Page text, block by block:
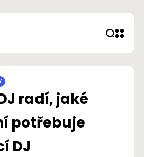
radí, jaké
potřebuje
DJ